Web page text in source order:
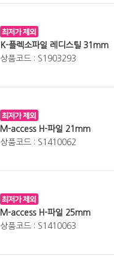
K-플렉소파일 레디스틸 31mm
상품코드 : S1903293
M-access H-파일 21mm
상품코드 : S1410062
M-access H-파일 25mm
상품코드 : S1410063